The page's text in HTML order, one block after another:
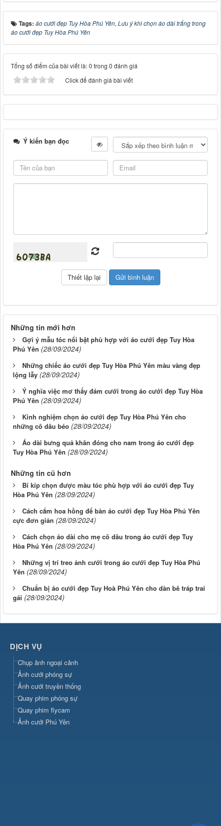
Tags: áo cưới đẹp Tuy Hòa Phú Yên, Lưu ý khi chọn áo dài trắng trong
áo cưới đẹp Tuy Hòa Phú Yên
Tổng số điểm của bài viết là: 0 trong 0 đánh giá
Click để đánh giá bài viết
Ý kiến bạn đọc
Những tin mới hơn
Gợi ý mẫu tóc nổi bật phù hợp với áo cưới đẹp Tuy Hòa
Phú Yên (28/09/2024)
Những chiếc áo cưới đẹp Tuy Hòa Phú Yên màu vàng đẹp
lộng lẫy (28/09/2024)
Ý nghĩa việc mơ thấy đám cưới trong áo cưới đẹp Tuy Hòa
Phú Yên (28/09/2024)
Kinh nghiệm chọn áo cưới đẹp Tuy Hòa Phú Yên cho
những cô dâu béo (28/09/2024)
Áo dài bưng quả khăn đóng cho nam trong áo cưới đẹp
Tuy Hòa Phú Yên (28/09/2024)
Những tin cũ hơn
Bí kíp chọn được màu tóc phù hợp với áo cưới đẹp Tuy
Hòa Phú Yên (28/09/2024)
Cách cắm hoa hồng để bàn áo cưới đẹp Tuy Hòa Phú Yên
cực đơn giản (28/09/2024)
Cách chọn áo dài cho mẹ cô dâu trong áo cưới đẹp Tuy
Hòa Phú Yên (28/09/2024)
Những vị trí treo ảnh cưới trong áo cưới đẹp Tuy Hòa Phú
Yên (28/09/2024)
Chuẩn bị áo cưới đẹp Tuy Hoà Phú Yên cho dàn bê tráp trai
gái (28/09/2024)
DỊCH VỤ
Chụp ảnh ngoại cảnh
Ảnh cưới phóng sự
Ảnh cưới truyền thống
Quay phim phóng sự
Quay phim flycam
Ảnh cưới Phú Yên